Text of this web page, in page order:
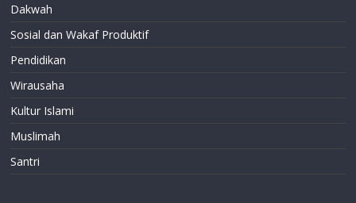
Dakwah
Sosial dan Wakaf Produktif
Pendidikan
Wirausaha
Kultur Islami
Muslimah
Santri